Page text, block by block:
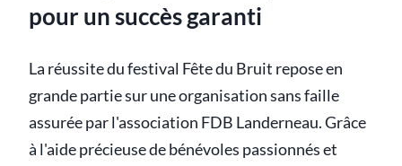
pour un succès garanti
La réussite du festival Fête du Bruit repose en
grande partie sur une organisation sans faille
assurée par l'association FDB Landerneau. Grâce
à l'aide précieuse de bénévoles passionnés et